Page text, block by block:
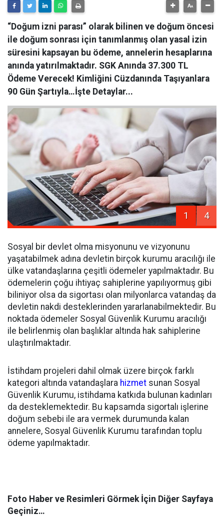
“Doğum izni parası” olarak bilinen ve doğum öncesi
ile doğum sonrası için tanımlanmış olan yasal izin
süresini kapsayan bu ödeme, annelerin hesaplarına
anında yatırılmaktadır. SGK Anında 37.300 TL
Ödeme Verecek! Kimliğini Cüzdanında Taşıyanlara
90 Gün Şartıyla…İşte Detaylar...
1 4
Sosyal bir devlet olma misyonunu ve vizyonunu
yaşatabilmek adına devletin birçok kurumu aracılığı ile
ülke vatandaşlarına çeşitli ödemeler yapılmaktadır. Bu
ödemelerin çoğu ihtiyaç sahiplerine yapılıyormuş gibi
biliniyor olsa da sigortası olan milyonlarca vatandaş da
devletin nakdi desteklerinden yararlanabilmektedir. Bu
noktada ödemeler Sosyal Güvenlik Kurumu aracılığı
ile belirlenmiş olan başlıklar altında hak sahiplerine
ulaştırılmaktadır.
İstihdam projeleri dahil olmak üzere birçok farklı
kategori altında vatandaşlara hizmet sunan Sosyal
Güvenlik Kurumu, istihdama katkıda bulunan kadınları
da desteklemektedir. Bu kapsamda sigortalı işlerine
doğum sebebi ile ara vermek durumunda kalan
annelere, Sosyal Güvenlik Kurumu tarafından toplu
ödeme yapılmaktadır.
Foto Haber ve Resimleri Görmek İçin Diğer Sayfaya
Geçiniz…